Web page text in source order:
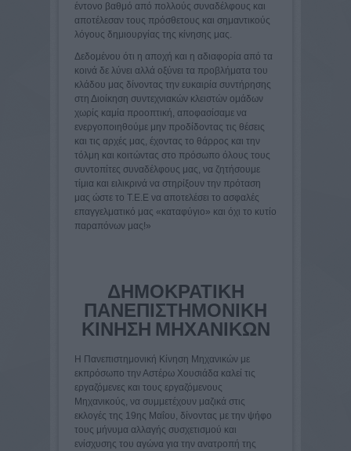
έντονο βαθμό από πολλούς συναδέλφους και
αποτέλεσαν τους πρόσθετους και σημαντικούς
λόγους δημιουργίας της κίνησης μας.
Δεδομένου ότι η αποχή και η αδιαφορία από τα
κοινά δε λύνει αλλά οξύνει τα προβλήματα του
κλάδου μας δίνοντας την ευκαιρία συντήρησης
στη Διοίκηση συντεχνιακών κλειστών ομάδων
χωρίς καμία προοπτική, αποφασίσαμε να
ενεργοποιηθούμε μην προδίδοντας τις θέσεις
και τις αρχές μας, έχοντας το θάρρος και την
τόλμη και κοιτώντας στο πρόσωπο όλους τους
συντοπίτες συναδέλφους μας, να ζητήσουμε
τίμια και ειλικρινά να στηρίξουν την πρόταση
μας ώστε το Τ.Ε.Ε να αποτελέσει το ασφαλές
επαγγελματικό μας «καταφύγιο» και όχι το κυτίο
παραπόνων μας!»
ΔΗΜΟΚΡΑΤΙΚΗ
ΠΑΝΕΠΙΣΤΗΜΟΝΙΚΗ
ΚΙΝΗΣΗ ΜΗΧΑΝΙΚΩΝ
Η Πανεπιστημονική Κίνηση Μηχανικών με
εκπρόσωπο την Αστέρω Χουσιάδα καλεί τις
εργαζόμενες και τους εργαζόμενους
Μηχανικούς, να συμμετέχουν μαζικά στις
εκλογές της 19ης Μαΐου, δίνοντας με την ψήφο
τους μήνυμα αλλαγής συσχετισμού και
ενίσχυσης του αγώνα για την ανατροπή της